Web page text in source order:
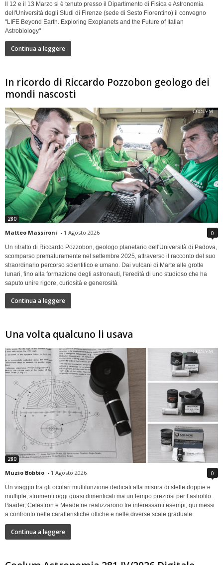
Il 12 e il 13 Marzo si è tenuto presso il Dipartimento di Fisica e Astronomia
dell'Università degli Studi di Firenze (sede di Sesto Fiorentino) il convegno
"LIFE Beyond Earth. Exploring Exoplanets and the Future of Italian
Astrobiology"
Continua a leggere
In ricordo di Riccardo Pozzobon geologo dei
mondi nascosti
280
Matteo Massironi - 1 Agosto 2026 0
Un ritratto di Riccardo Pozzobon, geologo planetario dell'Università di Padova,
scomparso prematuramente nel settembre 2025, attraverso il racconto del suo
straordinario percorso scientifico e umano. Dai vulcani di Marte alle grotte
lunari, fino alla formazione degli astronauti, l'eredità di uno studioso che ha
saputo unire rigore, curiosità e generosità
Continua a leggere
Una volta qualcuno li usava
280
Muzio Bobbio - 1 Agosto 2026 0
Un viaggio tra gli oculari multifunzione dedicati alla misura di stelle doppie e
multiple, strumenti oggi quasi dimenticati ma un tempo preziosi per l’astrofilo.
Baader, Celestron e Meade ne realizzarono tre interessanti esempi, qui messi
a confronto nelle caratteristiche ottiche e nelle diverse scale graduate.
Continua a leggere